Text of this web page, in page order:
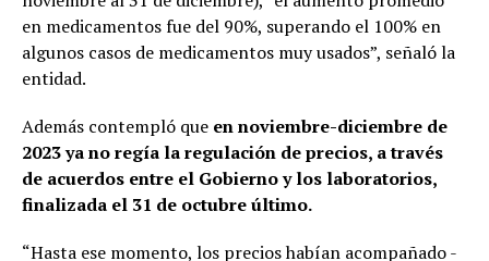
en medicamentos fue del 90%, superando el 100% en
algunos casos de medicamentos muy usados”, señaló la
entidad.
Además contempló que en noviembre-diciembre de
2023 ya no regía la regulación de precios, a través
de acuerdos entre el Gobierno y los laboratorios,
finalizada el 31 de octubre último.
“Hasta ese momento, los precios habían acompañado -